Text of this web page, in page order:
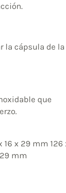
la cápsula de la
que
16 x 29 mm 126
mm